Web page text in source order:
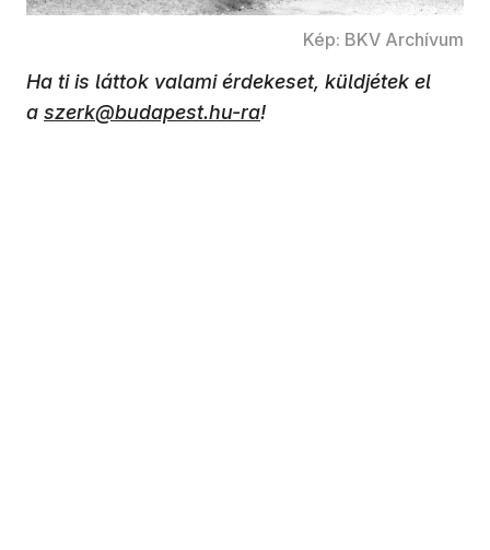
Kép: BKV Archívum
Ha ti is láttok valami érdekeset, küldjétek el
a szerk@budapest.hu-ra!